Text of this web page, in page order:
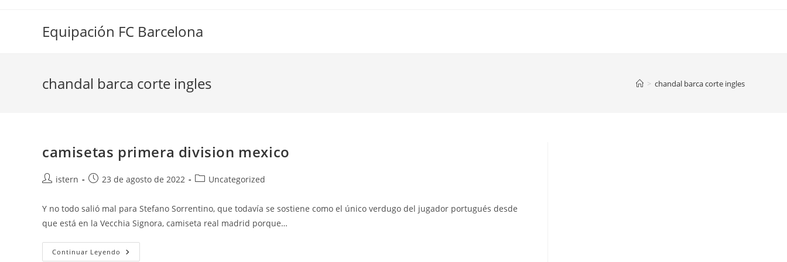
Equipación FC Barcelona
chandal barca corte ingles > chandal barca corte ingles
camisetas primera division mexico
Autor
la
entrada:
istern
Publicación
la
entrada:
23 de agosto de 2022
Categoría
la
entrada:
Uncategorized
Y no todo salió mal para Stefano Sorrentino, que todavía se sostiene como el único verdugo del jugador portugués desde
que está en la Vecchia Signora, camiseta real madrid porque…
Continuar Leyendo Camisetas